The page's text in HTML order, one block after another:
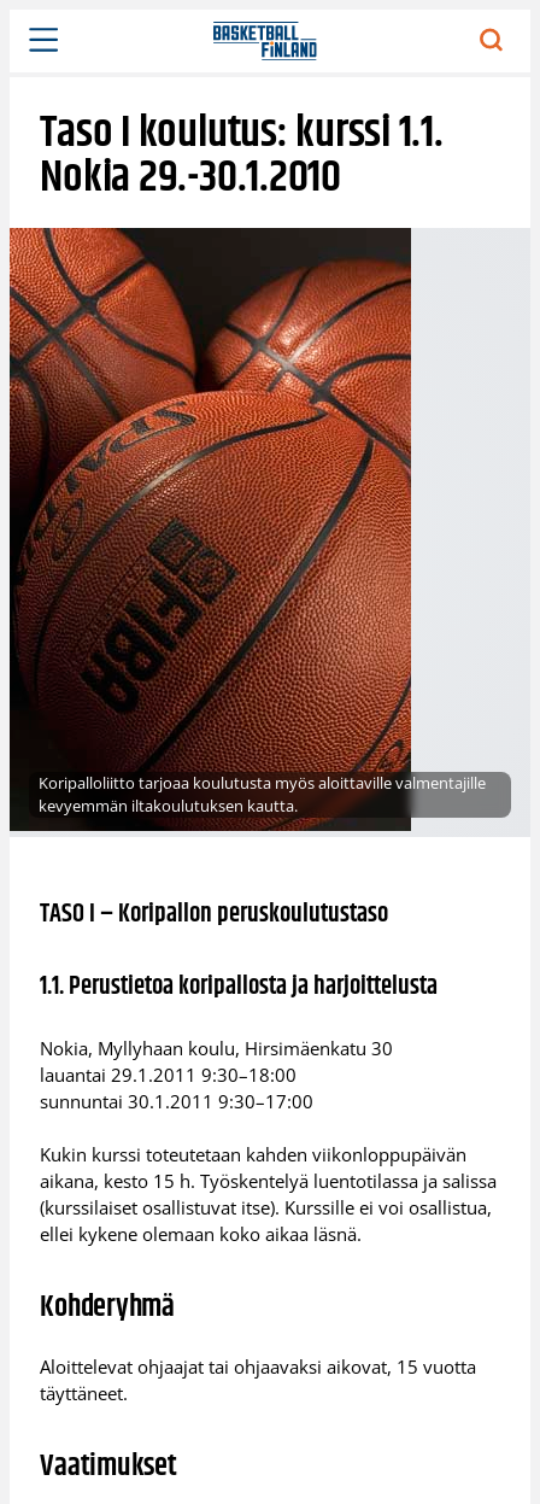
Siirry
sisältöön
Taso I koulutus: kurssi 1.1.
Nokia 29.-30.1.2010
Koripalloliitto tarjoaa koulutusta myös aloittaville valmentajille
kevyemmän iltakoulutuksen kautta.
TASO I – Koripallon peruskoulutustaso
1.1. Perustietoa koripallosta ja harjoittelusta
Nokia, Myllyhaan koulu, Hirsimäenkatu 30
lauantai 29.1.2011 9:30–18:00
sunnuntai 30.1.2011 9:30–17:00
Kukin kurssi toteutetaan kahden viikonloppupäivän
aikana, kesto 15 h. Työskentelyä luentotilassa ja salissa
(kurssilaiset osallistuvat itse). Kurssille ei voi osallistua,
ellei kykene olemaan koko aikaa läsnä.
Kohderyhmä
Aloittelevat ohjaajat tai ohjaavaksi aikovat, 15 vuotta
täyttäneet.
Vaatimukset